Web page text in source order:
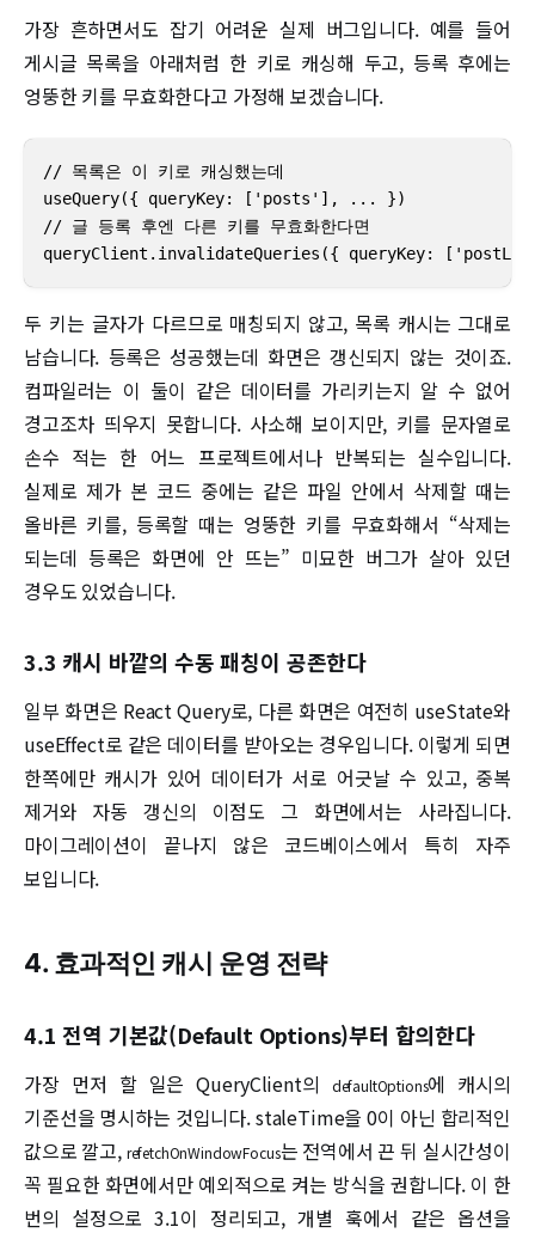
가장 흔하면서도 잡기 어려운 실제 버그입니다. 예를 들어
게시글 목록을 아래처럼 한 키로 캐싱해 두고, 등록 후에는
엉뚱한 키를 무효화한다고 가정해 보겠습니다.
// 목록은 이 키로 캐싱했는데
useQuery({ queryKey: ['posts'], ... })
// 글 등록 후엔 다른 키를 무효화한다면
queryClient.invalidateQueries({ queryKey:
두 키는 글자가 다르므로 매칭되지 않고, 목록 캐시는 그대로
남습니다. 등록은 성공했는데 화면은 갱신되지 않는 것이죠.
컴파일러는 이 둘이 같은 데이터를 가리키는지 알 수 없어
경고조차 띄우지 못합니다. 사소해 보이지만, 키를 문자열로
손수 적는 한 어느 프로젝트에서나 반복되는 실수입니다.
실제로 제가 본 코드 중에는 같은 파일 안에서 삭제할 때는
올바른 키를, 등록할 때는 엉뚱한 키를 무효화해서 “삭제는
되는데 등록은 화면에 안 뜨는” 미묘한 버그가 살아 있던
경우도 있었습니다.
3.3 캐시 바깥의 수동 패칭이 공존한다
일부 화면은 React Query로, 다른 화면은 여전히 useState와
useEffect로 같은 데이터를 받아오는 경우입니다. 이렇게 되면
한쪽에만 캐시가 있어 데이터가 서로 어긋날 수 있고, 중복
제거와 자동 갱신의 이점도 그 화면에서는 사라집니다.
마이그레이션이 끝나지 않은 코드베이스에서 특히 자주
보입니다.
4. 효과적인 캐시 운영 전략
4.1 전역 기본값(Default Options)부터 합의한다
가장 먼저 할 일은 QueryClient의 defaultOptions에 캐시의
기준선을 명시하는 것입니다. staleTime을 0이 아닌 합리적인
값으로 깔고, refetchOnWindowFocus는 전역에서 끈 뒤 실시간성이
꼭 필요한 화면에서만 예외적으로 켜는 방식을 권합니다. 이 한
번의 설정으로 3.1이 정리되고, 개별 훅에서 같은 옵션을